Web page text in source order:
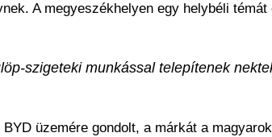
A megyeszékhelyen egy helybéli
szigeteki munkással telepítenek
üzemére gondolt, a márkát a